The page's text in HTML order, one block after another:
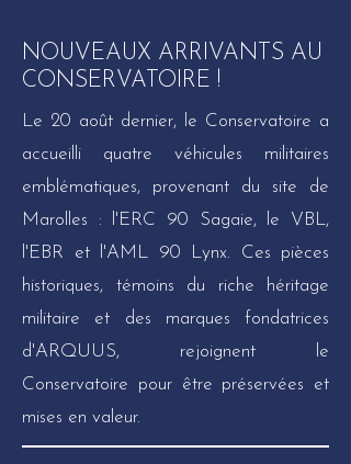
NOUVEAUX ARRIVANTS AU
CONSERVATOIRE !
Le 20 août dernier, le Conservatoire a
accueilli quatre véhicules militaires
emblématiques, provenant du site de
Marolles : l'ERC 90 Sagaie, le VBL,
l'EBR et l'AML 90 Lynx. Ces pièces
historiques, témoins du riche héritage
militaire et des marques fondatrices
d'ARQUUS, rejoignent le
Conservatoire pour être préservées et
mises en valeur.